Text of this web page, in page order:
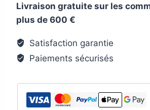
Pro
Car
A/12
-
Livraison gratuite sur les
plus de 600 €
Satisfaction garantie
Paiements sécurisés